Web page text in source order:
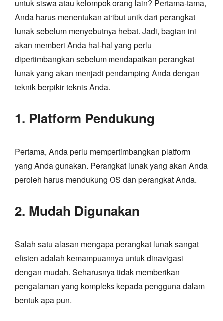
untuk siswa atau kelompok orang lain? Pertama-tama,
Anda harus menentukan atribut unik dari perangkat
lunak sebelum menyebutnya hebat. Jadi, bagian ini
akan memberi Anda hal-hal yang perlu
dipertimbangkan sebelum mendapatkan perangkat
lunak yang akan menjadi pendamping Anda dengan
teknik berpikir teknis Anda.
1. Platform Pendukung
Pertama, Anda perlu mempertimbangkan platform
yang Anda gunakan. Perangkat lunak yang akan Anda
peroleh harus mendukung OS dan perangkat Anda.
2. Mudah Digunakan
Salah satu alasan mengapa perangkat lunak sangat
efisien adalah kemampuannya untuk dinavigasi
dengan mudah. Seharusnya tidak memberikan
pengalaman yang kompleks kepada pengguna dalam
bentuk apa pun.